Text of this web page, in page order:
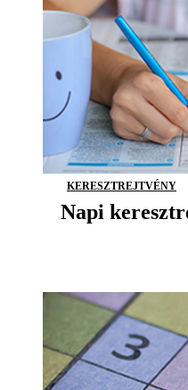
KERESZTREJTVÉNY
Napi